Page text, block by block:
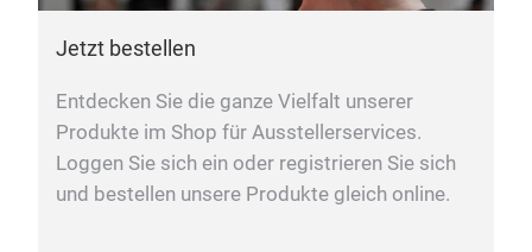
Jetzt bestellen
Entdecken Sie die ganze Vielfalt unserer
Produkte im Shop für Ausstellerservices.
Loggen Sie sich ein oder registrieren Sie sich
und bestellen unsere Produkte gleich online.